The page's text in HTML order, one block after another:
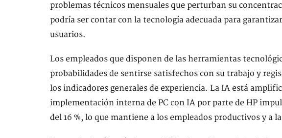
problemas técnicos mensuales que perturban su
podría ser contar con la tecnología adecuada para
usuarios.
Los empleados que disponen de las herramientas
probabilidades de sentirse satisfechos con su trabajo y
los indicadores generales de experiencia. La IA está
implementación interna de PC con IA por parte de HP
del 16 %, lo que mantiene a los empleados productivos y a